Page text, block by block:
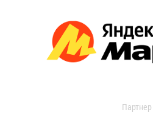
Партнер